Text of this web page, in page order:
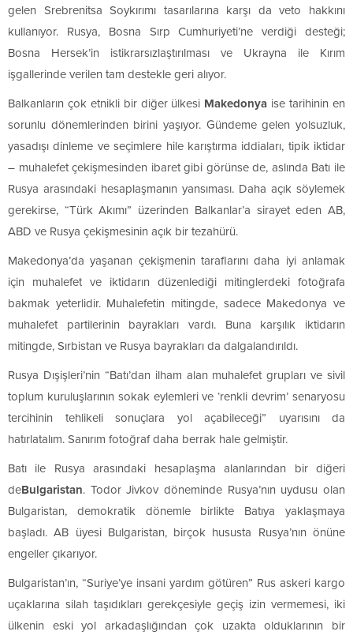
gelen Srebrenitsa Soykırımı tasarılarına karşı da veto hakkını
kullanıyor. Rusya, Bosna Sırp Cumhuriyeti’ne verdiği desteği;
Bosna Hersek’in istikrarsızlaştırılması ve Ukrayna ile Kırım
işgallerinde verilen tam destekle geri alıyor.
Balkanların çok etnikli bir diğer ülkesi Makedonya ise tarihinin en
sorunlu dönemlerinden birini yaşıyor. Gündeme gelen yolsuzluk,
yasadışı dinleme ve seçimlere hile karıştırma iddiaları, tipik iktidar
– muhalefet çekişmesinden ibaret gibi görünse de, aslında Batı ile
Rusya arasındaki hesaplaşmanın yansıması. Daha açık söylemek
gerekirse, “Türk Akımı” üzerinden Balkanlar’a sirayet eden AB,
ABD ve Rusya çekişmesinin açık bir tezahürü.
Makedonya’da yaşanan çekişmenin taraflarını daha iyi anlamak
için muhalefet ve iktidarın düzenlediği mitinglerdeki fotoğrafa
bakmak yeterlidir. Muhalefetin mitingde, sadece Makedonya ve
muhalefet partilerinin bayrakları vardı. Buna karşılık iktidarın
mitingde, Sırbistan ve Rusya bayrakları da dalgalandırıldı.
Rusya Dışişleri’nin “Batı’dan ilham alan muhalefet grupları ve sivil
toplum kuruluşlarının sokak eylemleri ve ‘renkli devrim’ senaryosu
tercihinin tehlikeli sonuçlara yol açabileceği” uyarısını da
hatırlatalım. Sanırım fotoğraf daha berrak hale gelmiştir.
Batı ile Rusya arasındaki hesaplaşma alanlarından bir diğeri
deBulgaristan. Todor Jivkov döneminde Rusya’nın uydusu olan
Bulgaristan, demokratik dönemle birlikte Batıya yaklaşmaya
başladı. AB üyesi Bulgaristan, birçok hususta Rusya’nın önüne
engeller çıkarıyor.
Bulgaristan’ın, “Suriye’ye insani yardım götüren” Rus askeri kargo
uçaklarına silah taşıdıkları gerekçesiyle geçiş izin vermemesi, iki
ülkenin eski yol arkadaşlığından çok uzakta olduklarının bir